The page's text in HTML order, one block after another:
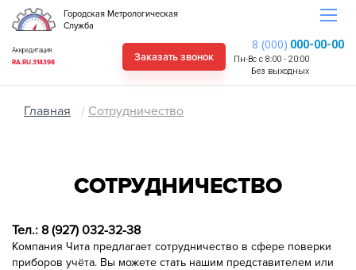
Городская Метрологическая
Служба
Заказать звонок
Аккредитация
RA.RU.314398
8 (000) 000-00-00
Пн-Вс с 8:00 - 20:00
Без выходных
Главная Сотрудничество
СОТРУДНИЧЕСТВО
Тел.: 8 (927) 032-32-38
Компания Чита предлагает сотрудничество в сфере поверки
приборов учёта. Вы можете стать нашим представителем или